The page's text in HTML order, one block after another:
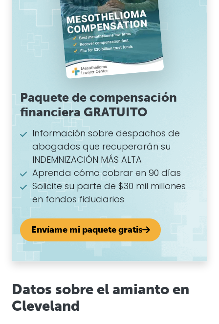
Paquete de compensación
financiera GRATUITO
Información sobre despachos de
abogados que recuperarán su
INDEMNIZACIÓN MÁS ALTA
Aprenda cómo cobrar en 90 días
Solicite su parte de $30 mil millones
en fondos fiduciarios
Envíame mi paquete gratis
Datos sobre el amianto en
Cleveland